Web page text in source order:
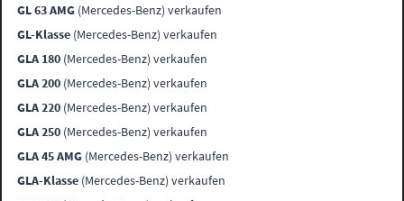
GL 63 AMG (Mercedes-Benz) verkaufen
GL-Klasse (Mercedes-Benz) verkaufen
GLA 180 (Mercedes-Benz) verkaufen
GLA 200 (Mercedes-Benz) verkaufen
GLA 220 (Mercedes-Benz) verkaufen
GLA 250 (Mercedes-Benz) verkaufen
GLA 45 AMG (Mercedes-Benz) verkaufen
GLA-Klasse (Mercedes-Benz) verkaufen